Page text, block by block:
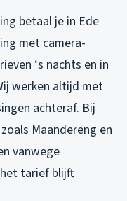
betaal je in Ede
met camera-
‘s nachts en in
werken altijd met
achteraf. Bij
Maandereng en
vanwege
tarief blijft